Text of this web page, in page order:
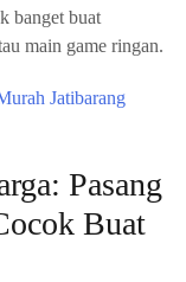
banget buat
main game ringan.
Pasang
Buat